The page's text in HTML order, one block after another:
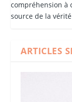
compréhension à
source de la
ARTICLES